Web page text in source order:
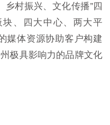
乡村振兴、文化传播”四
、四大中心、两大平
媒体资源协助客户构建
极具影响力的品牌文化